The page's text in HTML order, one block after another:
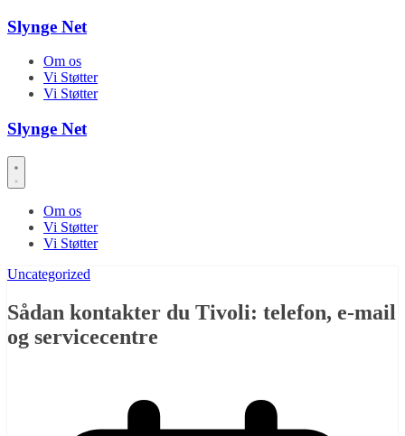
Skip
content
Slynge Net
Om os
Vi Støtter
Vi Støtter
Slynge Net
Om os
Vi Støtter
Vi Støtter
Uncategorized
Sådan kontakter du Tivoli: telefon, e-mail
og servicecentre